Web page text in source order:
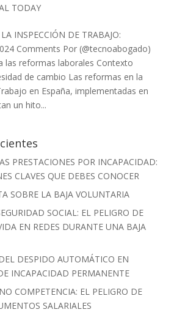
TODAY
INSPECCIÓN DE TRABAJO:
Comments Por (@tecnoabogado)
las reformas laborales Contexto
de cambio Las reformas en la
en España, implementadas en
un hito...
PRESTACIONES POR INCAPACIDAD:
CLAVES QUE DEBES CONOCER
SOBRE LA BAJA VOLUNTARIA
SOCIAL: EL PELIGRO DE
EN REDES DURANTE UNA BAJA
DESPIDO AUTOMÁTICO EN
INCAPACIDAD PERMANENTE
COMPETENCIA: EL PELIGRO DE
SALARIALES